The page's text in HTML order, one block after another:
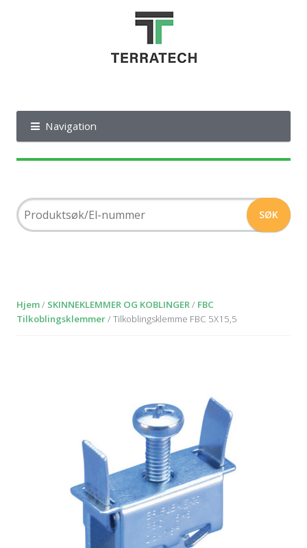
Navigation
Hjem/ SKINNEKLEMMER OG KOBLINGER/ FBC
Tilkoblingsklemmer/ Tilkoblingsklemme FBC 5X15,5